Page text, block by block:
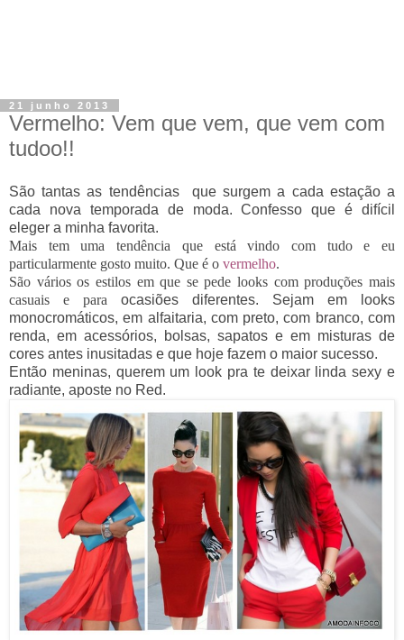
21 junho 2013
Vermelho: Vem que vem, que vem com
tudoo!!
São tantas as tendências que surgem a cada estação a
cada nova temporada de moda. Confesso que é difícil
eleger a minha favorita.
Mais tem umatendência que está vindo com tudo e eu
particularmente gosto muito. Que é o vermelho.
São vários os estilos em que se pede looks comproduções mais
casuais e para
ocasiões diferentes. Sejam em looks
monocromáticos, em alfaitaria, com preto, com branco, com
renda, em acessórios, bolsas, sapatos e em misturas de
cores antes inusitadas e que hoje fazem o maior sucesso.
Então meninas, querem um look pra te deixar linda sexy e
radiante, aposte no Red.